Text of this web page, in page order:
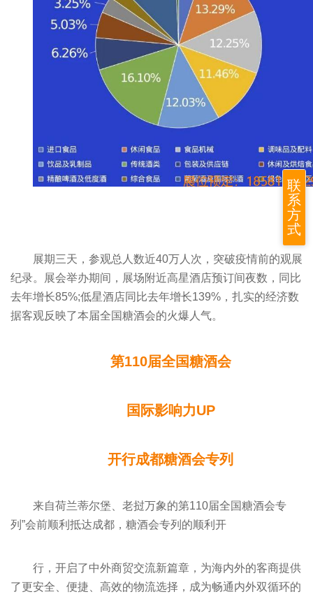
展期三天，参观总人数近40万人次，突破疫情前的观展
纪录。展会举办期间，展场附近高星酒店预订间夜数，同比
去年增长85%;低星酒店同比去年增长139%，扎实的经济数
据客观反映了本届全国糖酒会的火爆人气。
第110届全国糖酒会
国际影响力UP
开行成都糖酒会专列
来自荷兰蒂尔堡、老挝万象的第110届全国糖酒会专
列”会前顺利抵达成都，糖酒会专列的顺利开
行，开启了中外商贸交流新篇章，为海内外的客商提供
了更安全、便捷、高效的物流选择，成为畅通内外双循环的
联
系
方
式